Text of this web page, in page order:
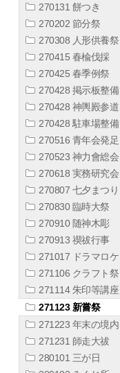
270131 餅つき
270202 節分祭
270308 人形供養祭
270415 春楡伐採
270425 春季例祭
270428 掲示板整備
270428 神輿殿参道
270428 駐車場整備
270516 青年会発足
270523 神力會総会
270618 実務研究会
270807 七夕まつり
270830 臨時大祭
270910 随神木彫
270913 禊祓行事
271017 ドラマロケ
271106 クラフト祭
271114 朱印等講座
271123 新嘗祭
271223 年末の境内
271231 師走大祓
280101 三が日